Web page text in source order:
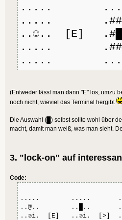
.....
.....
..☺.. [E]
.....
.....
(Entweder lässt man dann "E" los, umzu
noch nicht, wieviel das Terminal hergibt
Die Auswahl (█) selbst sollte wohl über
macht, damit man weiß, was man sieht.
3. "lock-on" auf
Code:
..... .....
..@.. ..█..
..☺i. [E] ..☺i. [>]